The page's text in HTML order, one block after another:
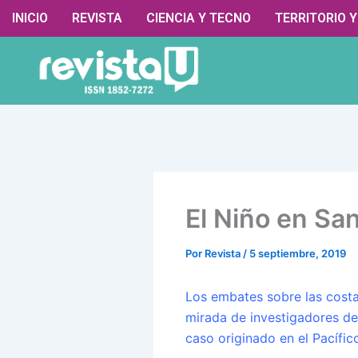
contenido
INICIO REVISTA CIENCIA Y TECNO TERRITORIO
El Niño en
Por Revista / 5 septiembre, 2019
Los embates sobre las
mirada de investigadores
caso originado en el